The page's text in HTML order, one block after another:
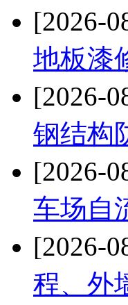
[2026-
地板漆
[2026-
钢结构
[2026-
车场自
[2026-
程、外